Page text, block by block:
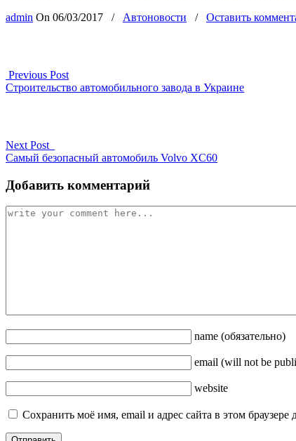
admin On 06/03/2017 / Автоновости / Оставить
Previous Post
Строительство автомобильного завода в Украине
Next Post
Самый безопасный автомобиль Volvo XC60
Добавить комментарий
name (обязательно)
email (will not be
website
Сохранить моё имя, email и адрес сайта в этом